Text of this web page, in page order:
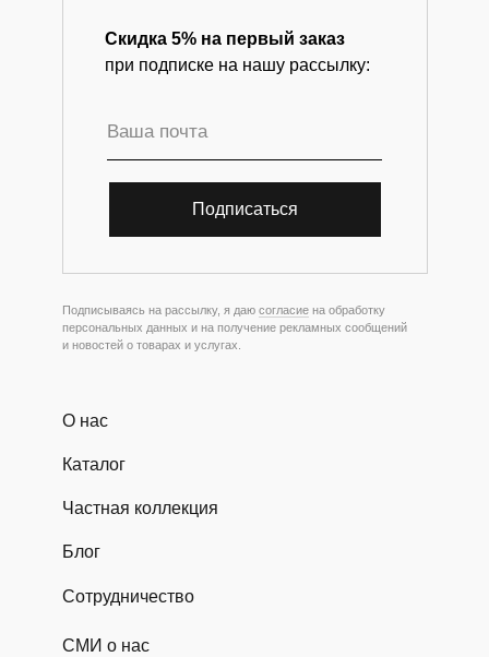
Скидка 5% на первый заказ
при подписке на нашу рассылку:
Подписываясь на рассылку, я даю согласие на обработку
персональных данных и на получение рекламных сообщений
и новостей о товарах и услугах.
Каталог
О нас
Блог
Частная коллекция
Сотрудничество
СМИ о нас
Подписаться